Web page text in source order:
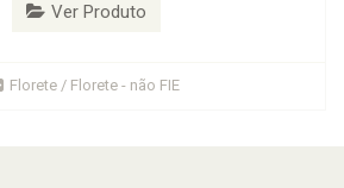
Ver Produto
Florete / Florete - não FIE